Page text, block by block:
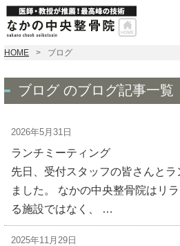
HOME ブログ
ブログ のブログ記事一覧
2026年5月31日
ランチミーティング
先日、受付スタッフの皆さんと
ました。 なかの中央整骨院はリ
る施設ではなく、 …
2025年11月29日